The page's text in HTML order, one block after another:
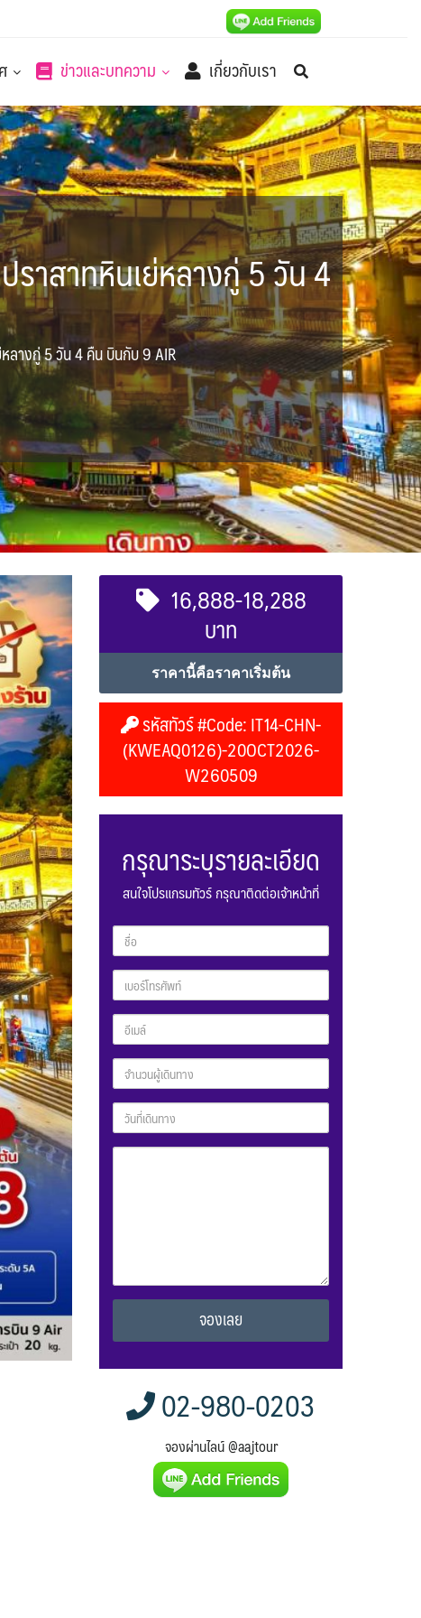
ข่าวและบทความ เกี่ยวกับเรา
าสาทหินเย่หลางกู่ 5 วัน 4
ลางกู่ 5 วัน 4 คืน บินกับ 9 AIR
16,888-18,288
บาท
ราคานี้คือราคาเริ่มต้น
รหัสทัวร์ #Code: IT14-CHN-
(KWEAQ0126)-20OCT2026-
W260509
กรุณาระบุรายละเอียด
สนใจโปรแกรมทัวร์ กรุณาติดต่อเจ้าหน้าที่
Alternative:
02-980-0203
จองผ่านไลน์ @aajtour